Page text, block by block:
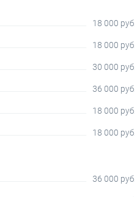
18 000 руб.
18 000 руб.
30 000 руб.
36 000 руб.
18 000 руб.
18 000 руб.
36 000 руб.